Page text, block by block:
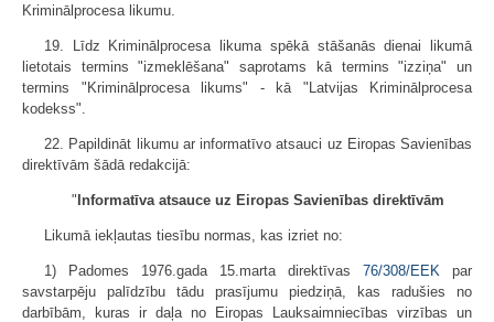
Kriminālprocesa likumu.
19. Līdz Kriminālprocesa likuma spēkā stāšanās dienai likumā
lietotais termins "izmeklēšana" saprotams kā termins "izziņa" un
termins "Kriminālprocesa likums" - kā "Latvijas Kriminālprocesa
kodekss".
22. Papildināt likumu ar informatīvo atsauci uz Eiropas Savienības
direktīvām šādā redakcijā:
" Informatīva atsauce uz Eiropas Savienības direktīvām
Likumā iekļautas tiesību normas, kas izriet no:
1) Padomes 1976.gada 15.marta direktīvas 76/308/EEK par
savstarpēju palīdzību tādu prasījumu piedziņā, kas radušies no
darbībām, kuras ir daļa no Eiropas Lauksaimniecības virzības un